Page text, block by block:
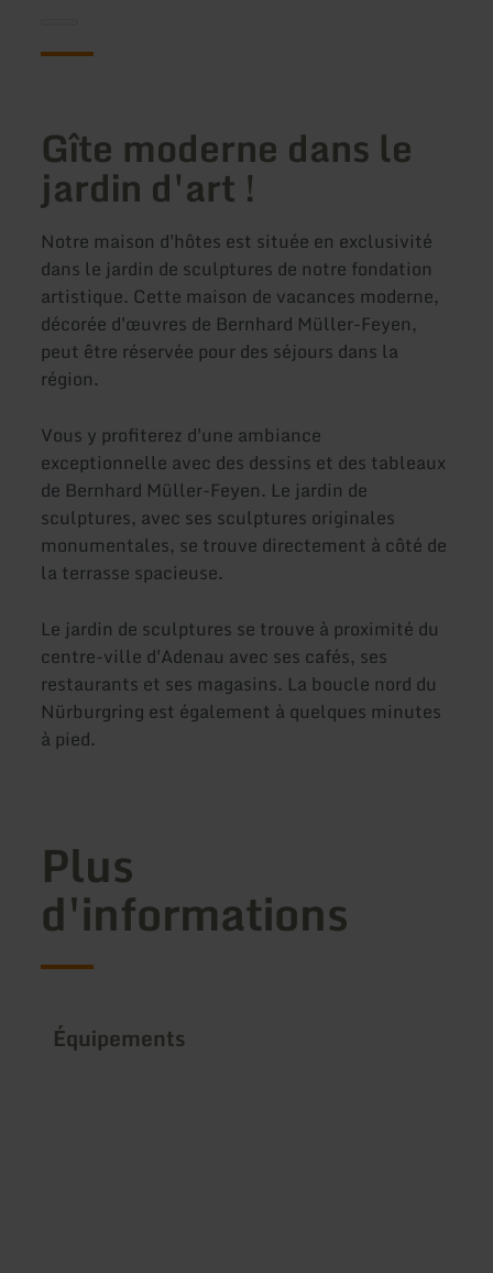
Gîte moderne dans le
jardin d'art !
Notre maison d'hôtes est située en exclusivité
dans le jardin de sculptures de notre fondation
artistique. Cette maison de vacances moderne,
décorée d'œuvres de Bernhard Müller-Feyen,
peut être réservée pour des séjours dans la
région.
Vous y profiterez d'une ambiance
exceptionnelle avec des dessins et des tableaux
de Bernhard Müller-Feyen. Le jardin de
sculptures, avec ses sculptures originales
monumentales, se trouve directement à côté de
la terrasse spacieuse.
Le jardin de sculptures se trouve à proximité du
centre-ville d'Adenau avec ses cafés, ses
restaurants et ses magasins. La boucle nord du
Nürburgring est également à quelques minutes
à pied.
Plus
d'informations
Équipements